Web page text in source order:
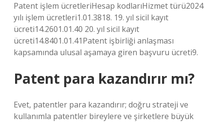
Patent işlem ücretleriHesap kodlarıHizmet türü2024
yılı işlem ücretleri1.01.3818. 19. yıl sicil kayıt
ücreti14.2601.01.40 20. yıl sicil kayıt
ücreti14.8401.01.41Patent işbirliği anlaşması
kapsamında ulusal aşamaya giren başvuru ücreti9.
Patent para kazandırır mı?
Evet, patentler para kazandırır; doğru strateji ve
kullanımla patentler bireylere ve şirketlere büyük